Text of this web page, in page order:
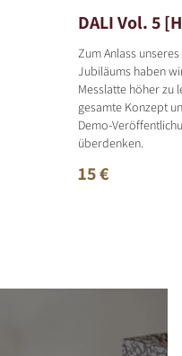
DALI Vol. 5
Zum Anlass
Jubiläums haben
Messlatte höher zu
gesamte Konzept
Demo-
überdenken.
15 €